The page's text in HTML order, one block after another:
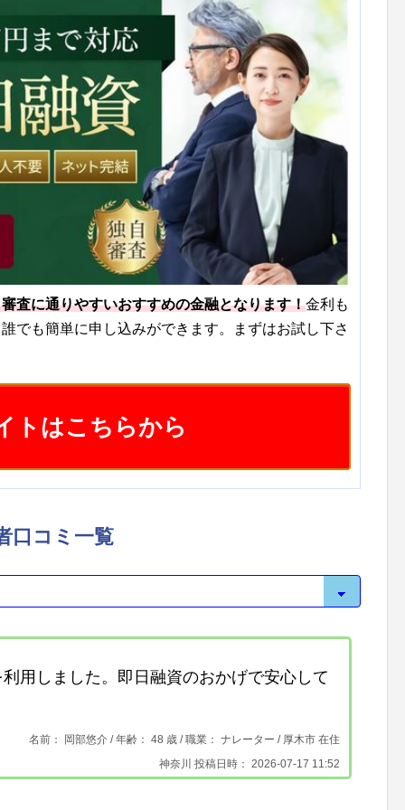
査に通りやすいおすすめの金融となります！金利も
でも簡単に申し込みができます。まずはお試し下さ
トはこちらから
口コミ一覧
用しました。即日融資のおかげで安心して
名前： 岡部悠介 /年齢： 48 歳 / 職業： ナレーター /厚木市 在住
神奈川 投稿日時： 2026-07-17 11:52